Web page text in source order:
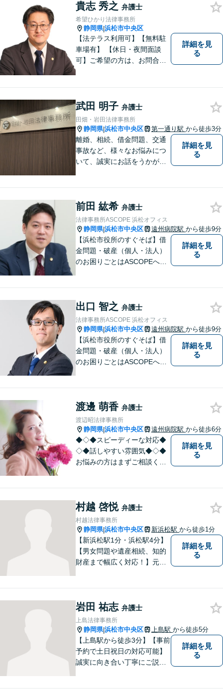
法律事務所】
貴志 秀之 弁護士
希望ひかり法律事務所
静岡県|浜松市中央区
【法テラス利用可】【無料駐
車場有】 【休日・夜間面談
可】ご希望の方は、お問合せ
詳細を見
る
武田 明子 弁護士
田畑・岩田法律事務所
静岡県|浜松市中央区 第一通り駅 から徒歩3分
離婚、相続、借金問題、交通
事故など、様々なお悩みにつ
いて、誠実にお話をうかが
詳細を見
る
前田 紘希 弁護士
法律事務所ASCOPE 浜松オフィス
静岡県|浜松市中央区 遠州病院駅 から徒歩9分
【浜松市役所のすぐそば】借
金問題・破産（個人・法人）
のお困りごとはASCOPEへご
m・電話相談にも対応してお
ります。【近隣駐車場あり】
【 完全個室で相談可能】
詳細を見
る
出口 智之 弁護士
法律事務所ASCOPE 浜松オフィス
静岡県|浜松市中央区 遠州病院駅 から徒歩9分
【浜松市役所のすぐそば】借
金問題・破産（個人・法人）
のお困りごとはASCOPEへご
す。Zoom、電話相談も可能で
す。【近隣駐車場あり】【 完
全個室で相談可】
詳細を見
る
渡邊 萌香 弁護士
渡辺昭法律事務所
静岡県|浜松市中央区 遠州病院駅 から徒歩6分
◆◇◆スピーディーな対応◆
◇◆話しやすい雰囲気◆◇◆
お悩みの方はまずご相談くだ
詳細を見
る
村越 啓悦 弁護士
村越法律事務所
静岡県|浜松市中央区 新浜松駅 から徒歩1分
【新浜松駅1分・浜松駅4分】
【男女問題や遺産相続、知的
財産まで幅広く対応！】元裁
様との信頼関係を第一に、事
件解決を推敲してまいりま
す。
詳細を見
る
岩田 祐志 弁護士
上島法律事務所
静岡県|浜松市中央区 上島駅 から徒歩5分
【上島駅から徒歩3分】【事前
予約で土日祝日の対応可能】
誠実に向き合い丁寧にご説明
詳細を見
る